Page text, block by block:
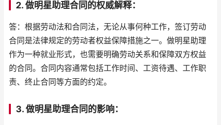
2. 做明星助理合同的权威解释：
答：根据劳动法和合同法，无论从事何种工作，签订劳动
合同是法律规定的劳动者权益保障措施之一。做明星助理
作为一种就业形式，也需要明确劳动关系和保障双方权益
的合同。合同内容通常包括工作时间、工资待遇、工作职
责、终止合同等方面的约定。
3. 做明星助理合同的影响：